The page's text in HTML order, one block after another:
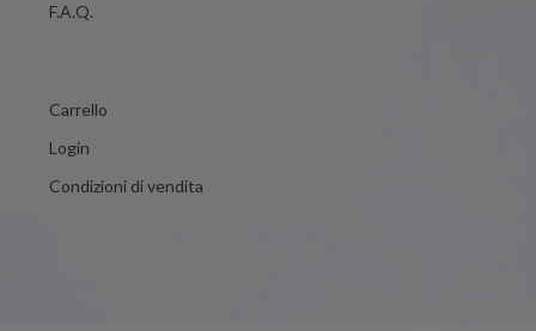
F.A.Q.
Carrello
Login
Condizioni di vendita